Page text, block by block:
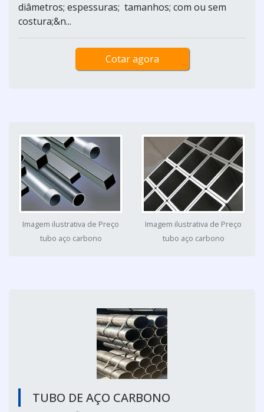
diâmetros; espessuras; tamanhos; com ou sem
costura;&n...
Cotar agora
Imagem ilustrativa de Preço
tubo aço carbono
Imagem ilustrativa de Preço
tubo aço carbono
TUBO DE AÇO CARBONO